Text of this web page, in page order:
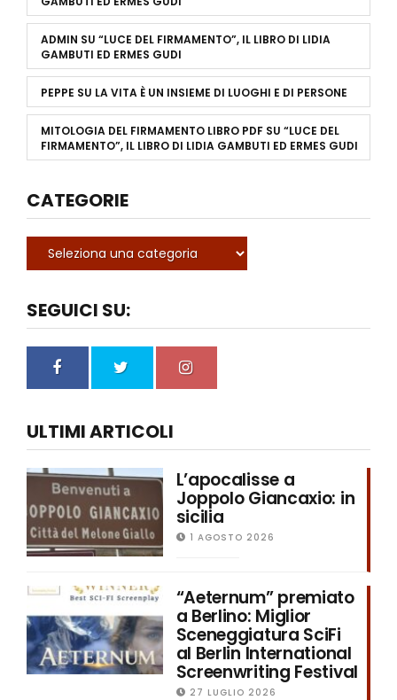
ADMIN SU “LUCE DEL FIRMAMENTO”, IL LIBRO DI LIDIA
GAMBUTI ED ERMES GUDI
PEPPE SU LA VITA È UN INSIEME DI LUOGHI E DI PERSONE
MITOLOGIA DEL FIRMAMENTO LIBRO PDF SU “LUCE DEL
FIRMAMENTO”, IL LIBRO DI LIDIA GAMBUTI ED ERMES GUDI
CATEGORIE
SEGUICI SU:
ULTIMI ARTICOLI
L’apocalisse a
Joppolo Giancaxio: in
sicilia
1 AGOSTO 2026
“Aeternum” premiato
a Berlino: Miglior
Sceneggiatura SciFi
al Berlin International
Screenwriting Festival
27 LUGLIO 2026